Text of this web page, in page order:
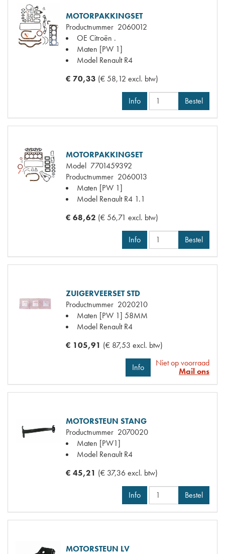
MOTORPAKKINGSET
Productnummer 2060012
OE Citroën .
Maten [PW 1]
Model Renault R4
€ 70,33 (€ 58,12 excl. btw)
Info Bestel
MOTORPAKKINGSET
Model 7701459392
Productnummer 2060013
Maten [PW 1]
Model Renault R4 1.1
€ 68,62 (€ 56,71 excl. btw)
Info Bestel
ZUIGERVEERSET STD
Productnummer 2020210
Maten [PW 1] 58MM
Model Renault R4
€ 105,91 (€ 87,53 excl. btw)
Info
Niet op voorraad
Mail ons
MOTORSTEUN STANG
Productnummer 2070020
Maten [PW1]
Model Renault R4
€ 45,21 (€ 37,36 excl. btw)
Info Bestel
MOTORSTEUN LV